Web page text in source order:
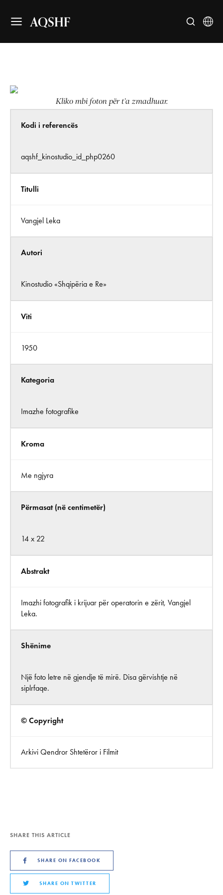
AQSHF
Kliko mbi foton për t’a zmadhuar.
Kodi i referencës
aqshf_kinostudio_id_php0260
Titulli
Vangjel Leka
Autori
Kinostudio «Shqipëria e Re»
Viti
1950
Kategoria
Imazhe fotografike
Kroma
Me ngjyra
Përmasat (në centimetër)
14 x 22
Abstrakt
Imazhi fotografik i krijuar për operatorin e zërit, Vangjel
Leka.
Shënime
Një foto letre në gjendje të mirë. Disa gërvishtje në
siplrfaqe.
© Copyright
Arkivi Qendror Shtetëror i Filmit
SHARE THIS ARTICLE
SHARE ON FACEBOOK
SHARE ON TWITTER